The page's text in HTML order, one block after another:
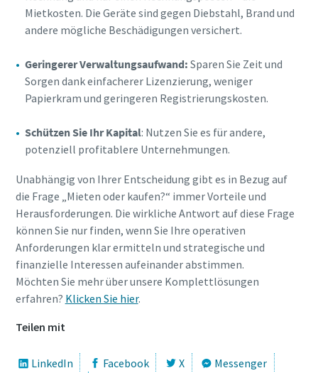
Mietkosten. Die Geräte sind gegen Diebstahl, Brand und
andere mögliche Beschädigungen versichert.
Geringerer Verwaltungsaufwand:Sparen Sie Zeit und
Sorgen dank einfacherer Lizenzierung, weniger
Papierkram und geringeren Registrierungskosten.
Schützen Sie Ihr Kapital: Nutzen Sie es für andere,
potenziell profitablere Unternehmungen.
Unabhängig von Ihrer Entscheidung gibt es in Bezug auf
die Frage „Mieten oder kaufen?“ immer Vorteile und
Herausforderungen. Die wirkliche Antwort auf diese Frage
können Sie nur finden, wenn Sie Ihre operativen
Anforderungen klar ermitteln und strategische und
finanzielle Interessen aufeinander abstimmen.
Möchten Sie mehr über unsere Komplettlösungen
erfahren? Klicken Sie hier.
Teilen mit
LinkedIn Facebook X
Messenger